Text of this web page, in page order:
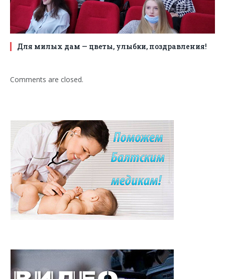
Для милых дам — цветы, улыбки, поздравления!
Comments are closed.